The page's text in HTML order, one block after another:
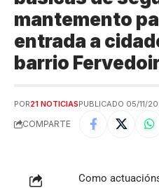
mantemento
entrada a
barrio
POR21 NOTICIASPUBLICADO 05/11/
COMPARTE
Como